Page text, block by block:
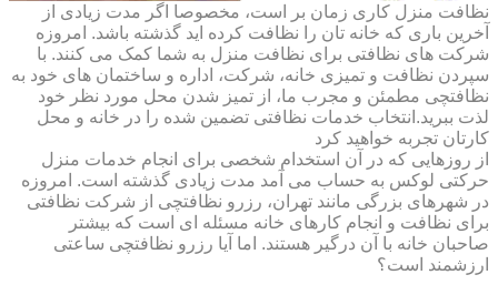
نظافت منزل کاری زمان بر است، مخصوصا اگر مدت زیادی از
آخرین باری که خانه تان را نظافت کرده اید گذشته باشد. امروزه
شرکت های نظافتی برای نظافت منزل به شما کمک می کنند. با
سپردن نظافت و تمیزی خانه، شرکت، اداره و ساختمان های خود به
نظافتچی مطمئن و مجرب ما، از تمیز شدن محل مورد نظر خود
لذت ببرید.انتخاب خدمات نظافتی تضمین شده را در خانه و محل
کارتان تجربه خواهید کرد
از روزهایی که در آن استخدام شخصی برای انجام خدمات منزل
حرکتی لوکس به حساب می آمد مدت زیادی گذشته است. امروزه
در شهرهای بزرگی مانند تهران، رزرو نظافتچی از شرکت نظافتی
برای نظافت و انجام کارهای خانه مسئله ای است که بیشتر
صاحبان خانه با آن درگیر هستند. اما آیا رزرو نظافتچی ساعتی
ارزشمند است؟